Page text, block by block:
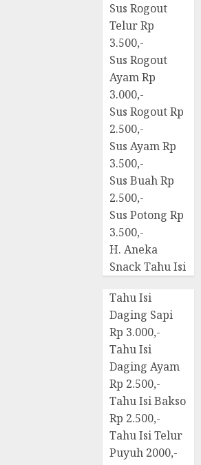
Sus Rogout
Telur Rp
3.500,-
Sus Rogout
Ayam Rp
3.000,-
Sus Rogout Rp
2.500,-
Sus Ayam Rp
3.500,-
Sus Buah Rp
2.500,-
Sus Potong Rp
3.500,-
H. Aneka
Snack Tahu Isi
Tahu Isi
Daging Sapi
Rp 3.000,-
Tahu Isi
Daging Ayam
Rp 2.500,-
Tahu Isi Bakso
Rp 2.500,-
Tahu Isi Telur
Puyuh 2000,-